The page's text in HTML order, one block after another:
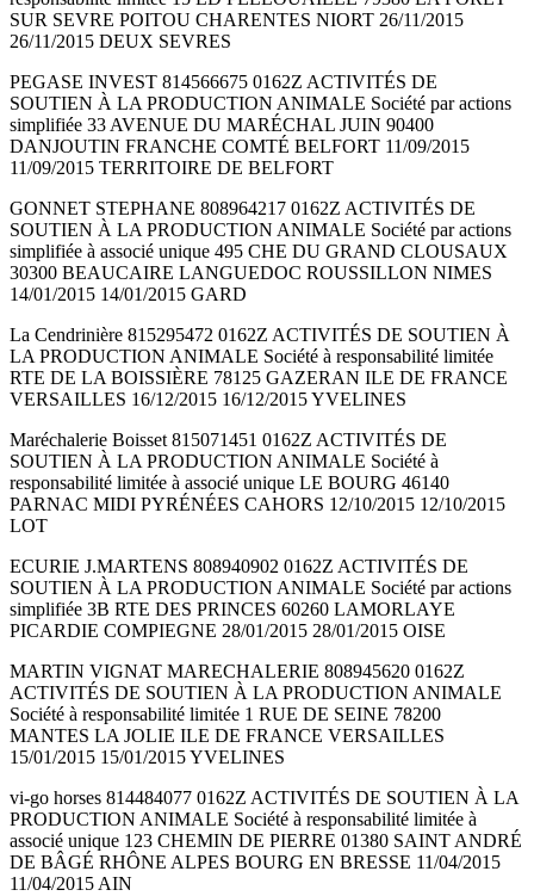
SUR SEVRE POITOU CHARENTES NIORT 26/11/2015
26/11/2015 DEUX SEVRES
PEGASE INVEST 814566675 0162Z ACTIVITÉS DE
SOUTIEN À LA PRODUCTION ANIMALE Société par actions
simplifiée 33 AVENUE DU MARÉCHAL JUIN 90400
DANJOUTIN FRANCHE COMTÉ BELFORT 11/09/2015
11/09/2015 TERRITOIRE DE BELFORT
GONNET STEPHANE 808964217 0162Z ACTIVITÉS DE
SOUTIEN À LA PRODUCTION ANIMALE Société par actions
simplifiée à associé unique 495 CHE DU GRAND CLOUSAUX
30300 BEAUCAIRE LANGUEDOC ROUSSILLON NIMES
14/01/2015 14/01/2015 GARD
La Cendrinière 815295472 0162Z ACTIVITÉS DE SOUTIEN À
LA PRODUCTION ANIMALE Société à responsabilité limitée
RTE DE LA BOISSIÈRE 78125 GAZERAN ILE DE FRANCE
VERSAILLES 16/12/2015 16/12/2015 YVELINES
Maréchalerie Boisset 815071451 0162Z ACTIVITÉS DE
SOUTIEN À LA PRODUCTION ANIMALE Société à
responsabilité limitée à associé unique LE BOURG 46140
PARNAC MIDI PYRÉNÉES CAHORS 12/10/2015 12/10/2015
LOT
ECURIE J.MARTENS 808940902 0162Z ACTIVITÉS DE
SOUTIEN À LA PRODUCTION ANIMALE Société par actions
simplifiée 3B RTE DES PRINCES 60260 LAMORLAYE
PICARDIE COMPIEGNE 28/01/2015 28/01/2015 OISE
MARTIN VIGNAT MARECHALERIE 808945620 0162Z
ACTIVITÉS DE SOUTIEN À LA PRODUCTION ANIMALE
Société à responsabilité limitée 1 RUE DE SEINE 78200
MANTES LA JOLIE ILE DE FRANCE VERSAILLES
15/01/2015 15/01/2015 YVELINES
vi-go horses 814484077 0162Z ACTIVITÉS DE SOUTIEN À LA
PRODUCTION ANIMALE Société à responsabilité limitée à
associé unique 123 CHEMIN DE PIERRE 01380 SAINT ANDRÉ
DE BÂGÉ RHÔNE ALPES BOURG EN BRESSE 11/04/2015
11/04/2015 AIN